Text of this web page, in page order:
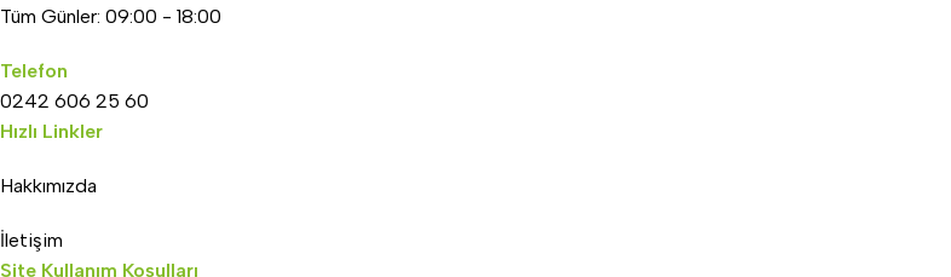
Tüm Günler: 09:00 - 18:00
Telefon
0242 606 25 60
Hızlı Linkler
Hakkımızda
İletişim
Site Kullanım Koşulları